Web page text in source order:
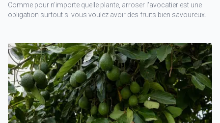
Comme pour n'importe quelle plante, arroser l'avocatier est une
obligation surtout si vous voulez avoir des fruits bien savoureux.